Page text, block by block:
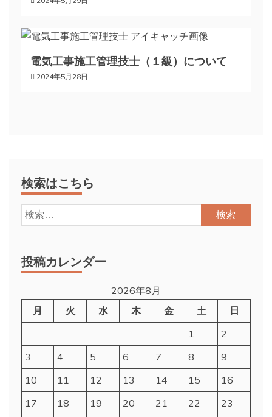
電気工事施工管理技士（１級）について
2024年5月28日
検索はこちら
検
索:
投稿カレンダー
2026年8月
月
火 水 木 金 土
日
1
2
3
4 5 6 7 8
9
10
11 12 13 14 15
16
17
18 19 20 21 22
23